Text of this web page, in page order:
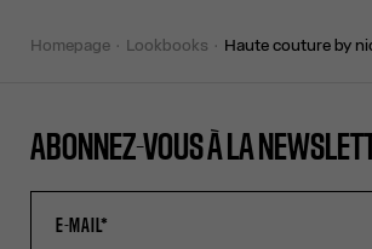
homepage lookbooks haute couture by
ABONNEZ-VOUS À LA